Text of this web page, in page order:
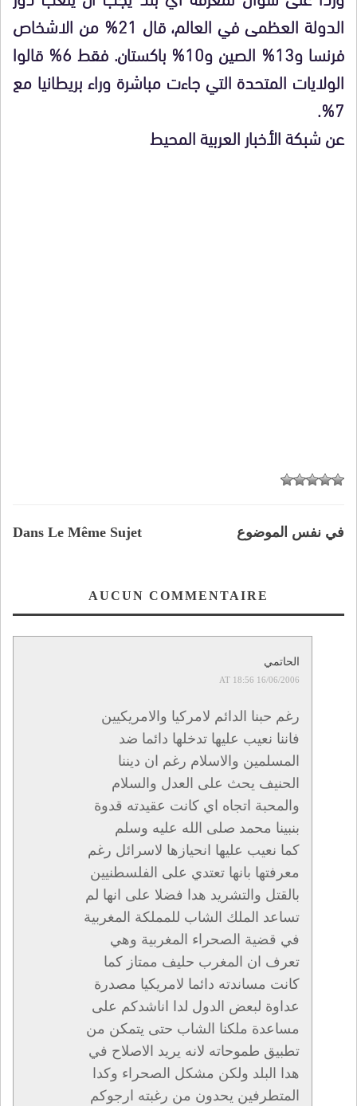
الدولة العظمى في العالم، قال 21% من الاشخاص
فرنسا و13% الصين و10% باكستان. فقط 6% قالوا
الولايات المتحدة التي جاءت مباشرة وراء بريطانيا مع
7%.
عن شبكة الأخبار العربية المحيط
Dans Le Même Sujet في نفس الموضوع
AUCUN COMMENTAIRE
الحاتمي
16/06/2006 AT 18:56
رغم حبنا الدائم لامركيا والامريكيين
فاننا نعيب عليها تدخلها دائما ضد
المسلمين والاسلام رغم ان ديننا
الحنيف يحث على العدل والسلام
والمحبة اتجاه اي كانت عقيدته قدوة
بنبينا محمد صلى الله عليه وسلم
كما نعيب عليها انحيازها لاسرائل رغم
معرفتها بانها تعتدي على الفلسطنيين
بالقتل والتشريد هدا فضلا على انها لم
تساعد الملك الشاب للمملكة المغربية
في قضية الصحراء المغربية وهي
تعرف ان المغرب حليف ممتاز كما
كانت مساندته دائما لامريكيا مصدرة
عداوة لبعض الدول لدا اناشدكم على
مساعدة ملكنا الشاب حتى يتمكن من
تطبيق طموحاته لانه يريد الاصلاح في
هدا البلد ولكن مشكل الصحراء وكدا
المتطرفين يحدون من رغبته ارجوكم